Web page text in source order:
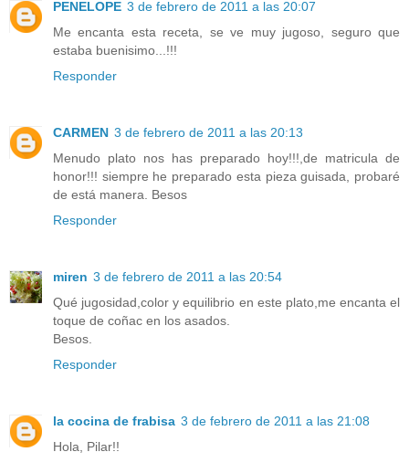
PENELOPE 3 de febrero de 2011 a las 20:07
Me encanta esta receta, se ve muy jugoso, seguro que
estaba buenisimo...!!!
Responder
CARMEN 3 de febrero de 2011 a las 20:13
Menudo plato nos has preparado hoy!!!,de matricula de
honor!!! siempre he preparado esta pieza guisada, probaré
de está manera. Besos
Responder
miren 3 de febrero de 2011 a las 20:54
Qué jugosidad,color y equilibrio en este plato,me encanta el
toque de coñac en los asados.
Besos.
Responder
la cocina de frabisa 3 de febrero de 2011 a las 21:08
Hola, Pilar!!